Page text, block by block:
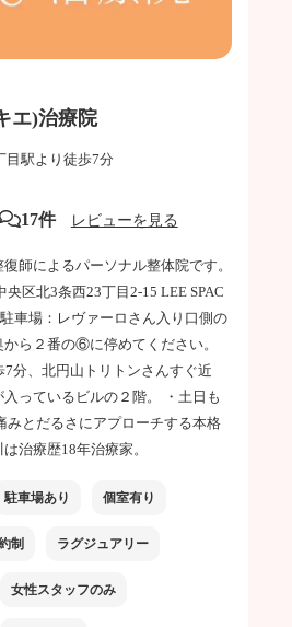
エ)治療院
目駅より徒歩7分
17件 レビューを見る
師によるパーソナル整体院です。
区北3条西23丁目2-15 LEE SPAC
車場：レヴァーロさん入り口側の
ら２番の⑥に停めてください。
7分、北円山トリトンさんすぐ近
っているビルの２階。 ・土日も
みとだるさにアプローチする本格
治療歴18年治療家。
駐車場あり 個室有り
制 ラグジュアリー
女性スタッフのみ